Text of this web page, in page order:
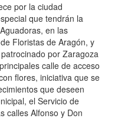
por la ciudad
que tendrán la
en las
Floristas de Aragón, y
por Zaragoza
calle de acceso
flores, iniciativa que se
que deseen
el Servicio de
calles Alfonso y Don